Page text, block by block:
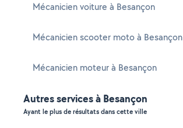
Mécanicien voiture à Besançon
Mécanicien scooter moto à Besançon
Mécanicien moteur à Besançon
Autres services à Besançon
Ayant le plus de résultats dans cette ville